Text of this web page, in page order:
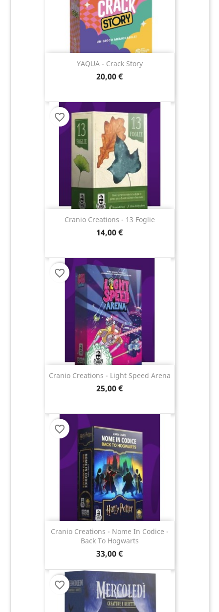
YAQUA - Crack Story
20,00 €
Cranio Creations - 13 Foglie
14,00 €
favorite_border
Cranio Creations - Light Speed Arena
25,00 €
favorite_border
Cranio Creations - Nome In Codice -
Back To Hogwarts
33,00 €
favorite_border
favorite_border